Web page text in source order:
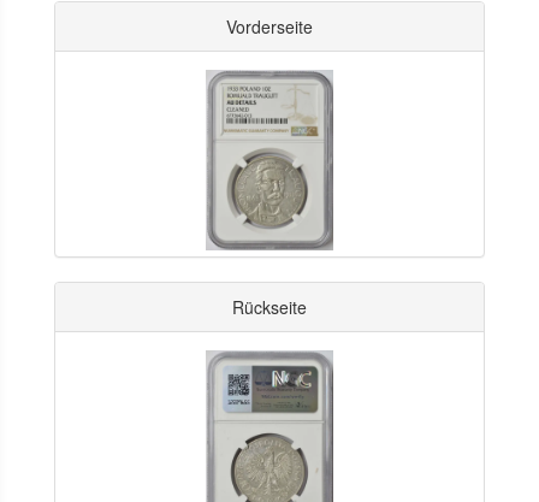
Vorderseite
Rückseite